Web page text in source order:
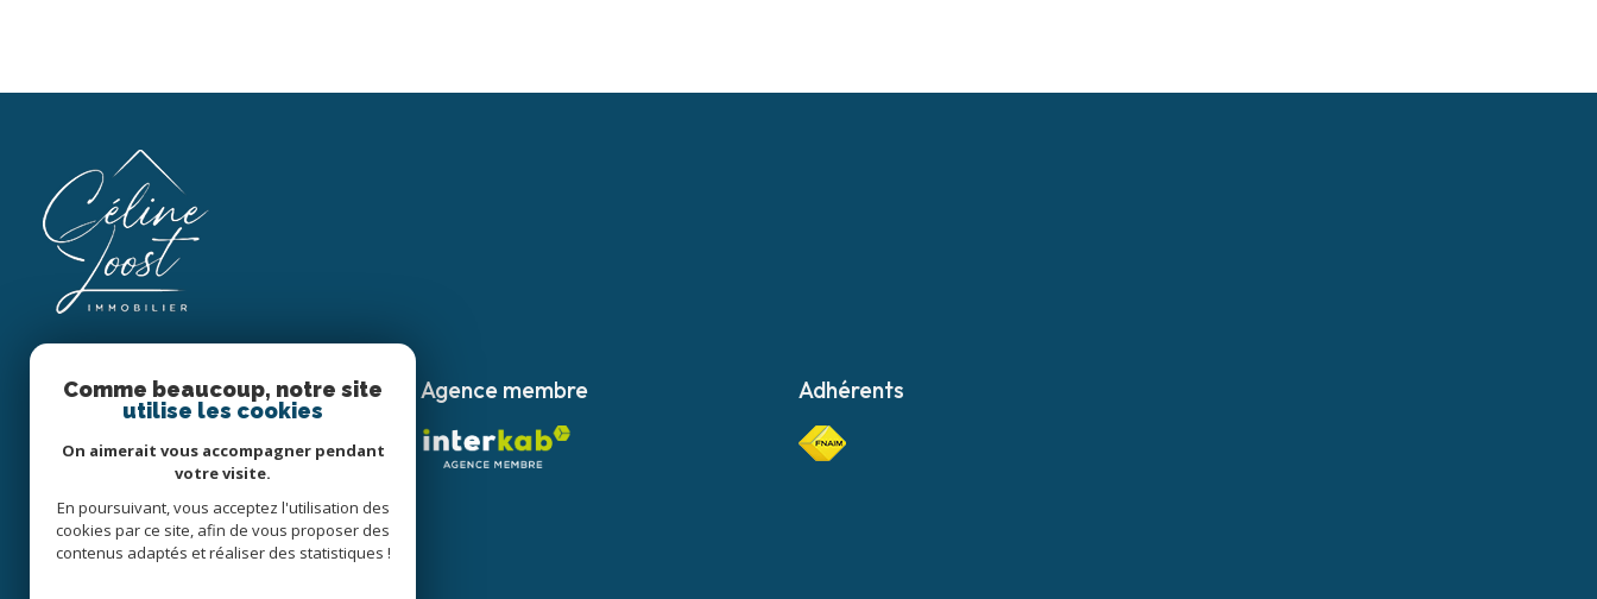
Céline Joost Immobilier
03 88 92 13 80
contact@cj-immobilier.fr
1 , Rue Clémenceau -
67390 Marckolsheim
Agence membre Adhérents
Comme beaucoup, notre site
utilise les cookies
On aimerait vous accompagner pendant
votre visite.
En poursuivant, vous acceptez l'utilisation des
cookies par ce site, afin de vous proposer des
contenus adaptés et réaliser des statistiques !